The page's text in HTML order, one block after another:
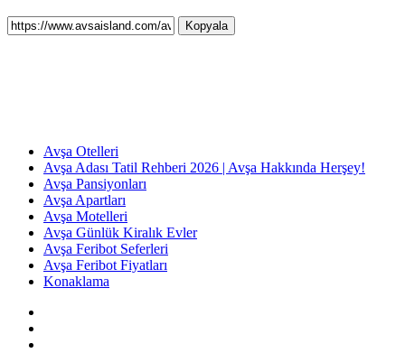
Kopyala
Avşa Otelleri
Avşa Adası Tatil Rehberi 2026 | Avşa Hakkında Herşey!
Avşa Pansiyonları
Avşa Apartları
Avşa Motelleri
Avşa Günlük Kiralık Evler
Avşa Feribot Seferleri
Avşa Feribot Fiyatları
Konaklama